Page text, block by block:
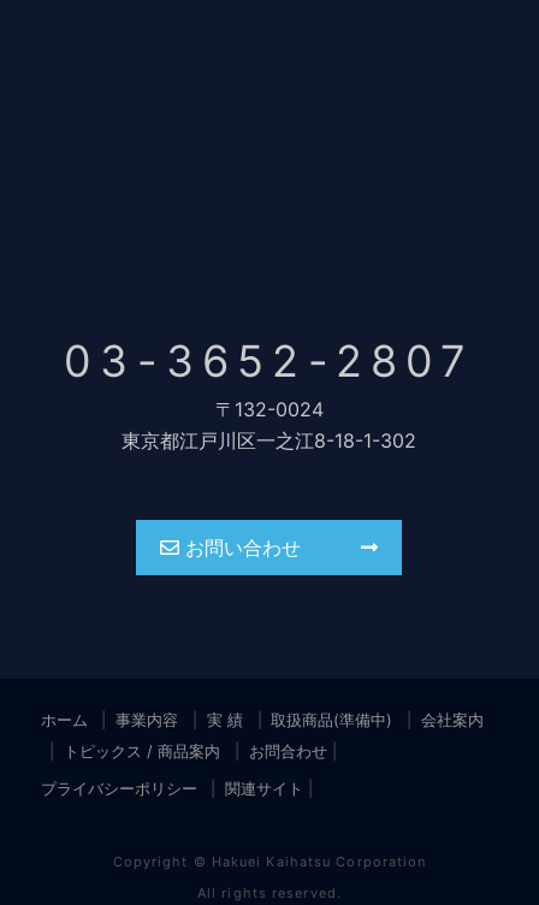
03-3652-2807
〒132-0024
東京都江戸川区一之江8-18-1-302
お問い合わせ
ホーム 事業内容 実 績 取扱商品(準備中)
会社案内
トピックス / 商品案内
お問合わせ
プライバシーポリシー
関連サイト
Copyright © Hakuei Kaihatsu Corporation
All rights reserved.